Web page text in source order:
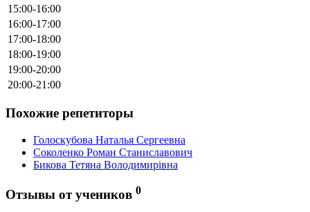
15:00-16:00
16:00-17:00
17:00-18:00
18:00-19:00
19:00-20:00
20:00-21:00
Похожие репетиторы
Голоскубова Наталья Сергеевна
Соколенко Роман Станиславович
Бикова Тетяна Володимирівна
Отзывы от учеников 0